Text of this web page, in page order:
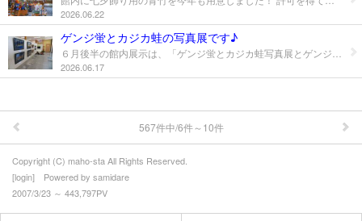
いろいろなニュース
売店売れ筋情報
グリーンツーリズム
季節の情報(春）
季節の情報（夏）
2026.06.22
ゲンジ蛍とカジカ蛙の写真展です♪
2026.06.17
567件中/6件～10件
Copyright (C) maho-sta All Rights Reserved.
[login] Powered by samidare
2007/3/23 ～ 443,797PV